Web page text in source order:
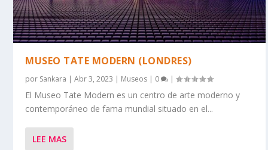
MUSEO TATE MODERN (LONDRES)
por Sankara |Abr 3, 2023 Museos 0 |
El Museo Tate Modern es un centro de arte moderno y
contemporáneo de fama mundial situado en el...
LEE MAS